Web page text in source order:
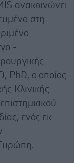
ανακοινώνει
στη
-
PhD, ο οποίος
Κλινικής
ενός εκ
Ευρώπη.